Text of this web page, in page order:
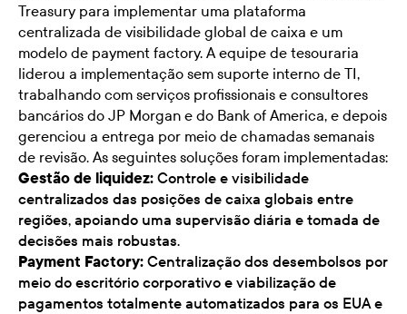
Treasury para implementar uma plataforma
centralizada de visibilidade global de caixa e um
modelo de payment factory. A equipe de tesouraria
liderou a implementação sem suporte interno de TI,
trabalhando com serviços profissionais e consultores
bancários do JP Morgan e do Bank of America, e depois
gerenciou a entrega por meio de chamadas semanais
de revisão. As seguintes soluções foram implementadas:
Gestão de liquidez: Controle e visibilidade
centralizados das posições de caixa globais entre
regiões, apoiando uma supervisão diária e tomada de
decisões mais robustas.
Payment Factory: Centralização dos desembolsos por
meio do escritório corporativo e viabilização de
pagamentos totalmente automatizados para os EUA e